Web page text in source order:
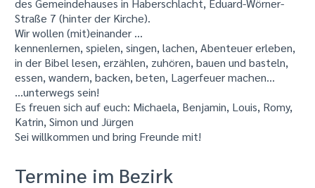
Straße 7 (hinter der Kirche).
Wir wollen (mit)einander …
kennenlernen, spielen, singen, lachen, Abenteuer erleben,
in der Bibel lesen, erzählen, zuhören, bauen und basteln,
essen, wandern, backen, beten, Lagerfeuer machen…
...unterwegs sein!
Es freuen sich auf euch: Michaela, Benjamin, Louis, Romy,
Katrin, Simon und Jürgen
Sei willkommen und bring Freunde mit!
Termine im Bezirk